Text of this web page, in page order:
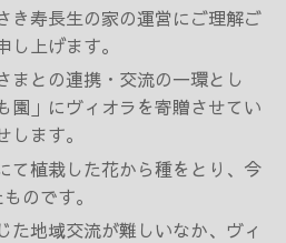
寿長生の家の運営にご理解ご
上げます。
まとの連携・交流の一環とし
園」にヴィオラを寄贈させてい
ます。
て植栽した花から種をとり、今
のです。
た地域交流が難しいなか、ヴィ